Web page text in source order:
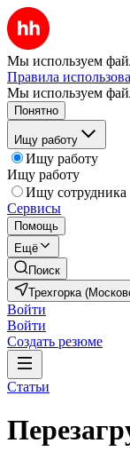
Мы используем
Правила
Мы используем
Понятно
Ищу работу
Ищу работу
Ищу работу
Ищу сотрудника
Сервисы
Помощь
Ещё
Поиск
Трехгорка
Войти
Войти
Создать резюме
Статьи